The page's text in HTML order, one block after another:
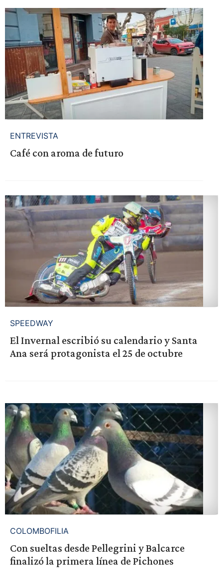
ENTREVISTA
Café con aroma de futuro
SPEEDWAY
El Invernal escribió su calendario y Santa
Ana será protagonista el 25 de octubre
COLOMBOFILIA
Con sueltas desde Pellegrini y Balcarce
finalizó la primera línea de Pichones